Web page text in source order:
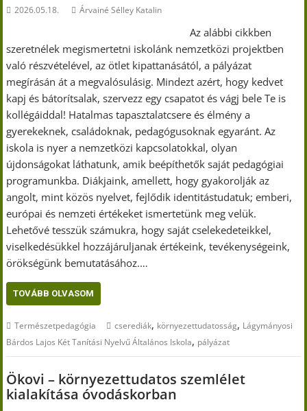
2026.05.18. Árvainé Sélley Katalin
Az alábbi cikkben
szeretnélek megismertetni iskolánk nemzetközi projektben
való részvételével, az ötlet kipattanásától, a pályázat
megírásán át a megvalósulásig. Mindezt azért, hogy kedvet
kapj és bátorítsalak, szervezz egy csapatot és vágj bele Te is
kollégáiddal! Hatalmas tapasztalatcsere és élmény a
gyerekeknek, családoknak, pedagógusoknak egyaránt. Az
iskola is nyer a nemzetközi kapcsolatokkal, olyan
újdonságokat láthatunk, amik beépíthetők saját pedagógiai
programunkba. Diákjaink, amellett, hogy gyakorolják az
angolt, mint közös nyelvet, fejlődik identitástudatuk; emberi,
európai és nemzeti értékeket ismertetünk meg velük.
Lehetővé tesszük számukra, hogy saját cselekedeteikkel,
viselkedésükkel hozzájáruljanak értékeink, tevékenységeink,
örökségünk bemutatásához.…
TOVÁBB OLVASOM
Természetpedagógia cserediák, környezettudatosság, Lágymányosi
Bárdos Lajos Két Tanítási Nyelvű Általános Iskola, pályázat
Ökovi – környezettudatos szemlélet
kialakítása óvodáskorban